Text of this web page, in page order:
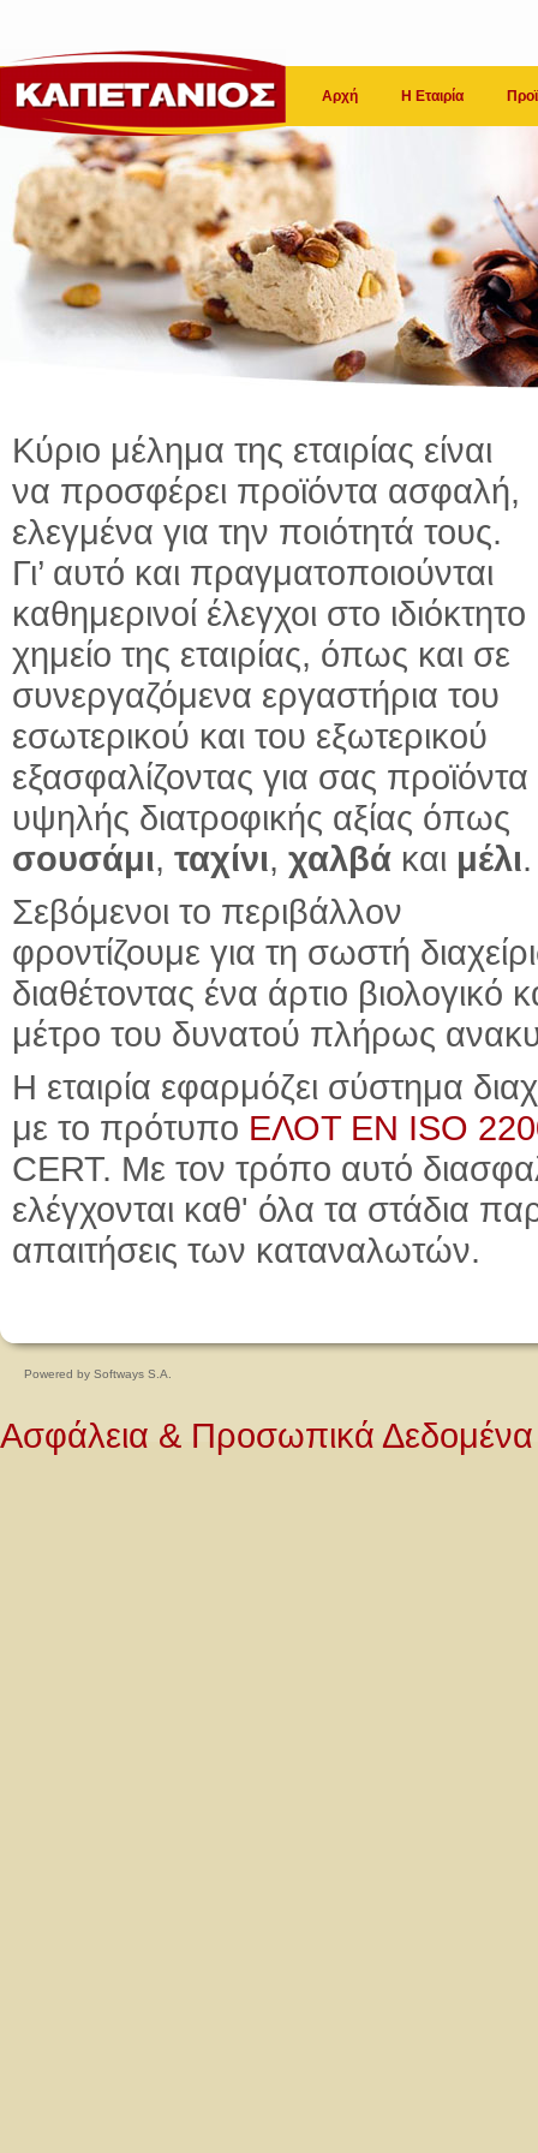
Αρχή Η Εταιρία
Κύριο μέλημα της εταιρίας είναι
να προσφέρει προϊόντα ασφαλή,
ελεγμένα για την ποιότητά τους.
Γι’ αυτό και πραγματοποιούνται
καθημερινοί έλεγχοι στο ιδιόκτητο
χημείο της εταιρίας, όπως και σε
συνεργαζόμενα εργαστήρια του
εσωτερικού και του εξωτερικού
εξασφαλίζοντας για σας προϊόντα
υψηλής διατροφικής αξίας όπως
σουσάμι, ταχίνι, χαλβά και μέλι.
Σεβόμενοι το περιβάλλον
φροντίζουμε για τη σωστή
διαθέτοντας ένα άρτιο
μέτρο του δυνατού πλήρως
Η εταιρία εφαρμόζει σύστημα
με το πρότυπο ΕΛΟΤ ΕΝ ISO
CERT. Με τον τρόπο αυτό
ελέγχονται καθ' όλα τα στάδια
απαιτήσεις των καταναλωτών.
Powered by Softways S.A.
Ασφάλεια & Προσωπικά Δεδομένα